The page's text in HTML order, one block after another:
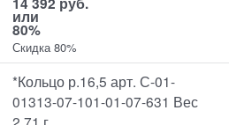
или
80%
Скидка 80%
*Кольцо р.16,5 арт. С-01-
01313-07-101-01-07-631 Вес